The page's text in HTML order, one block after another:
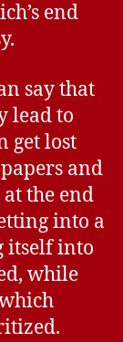
end
say that
lead to
get lost
and
the end
into a
itself into
while